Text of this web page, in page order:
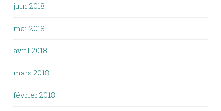
juin 2018
mai 2018
avril 2018
mars 2018
février 2018